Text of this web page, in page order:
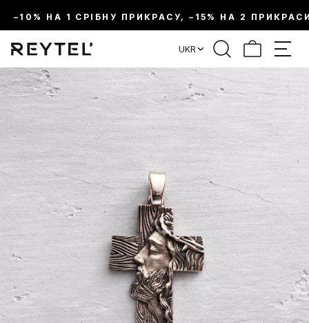
–10% НА 1 СРІБНУ ПРИКРАСУ, –15% НА 2
UKR